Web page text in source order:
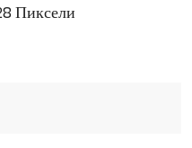
Пиксели